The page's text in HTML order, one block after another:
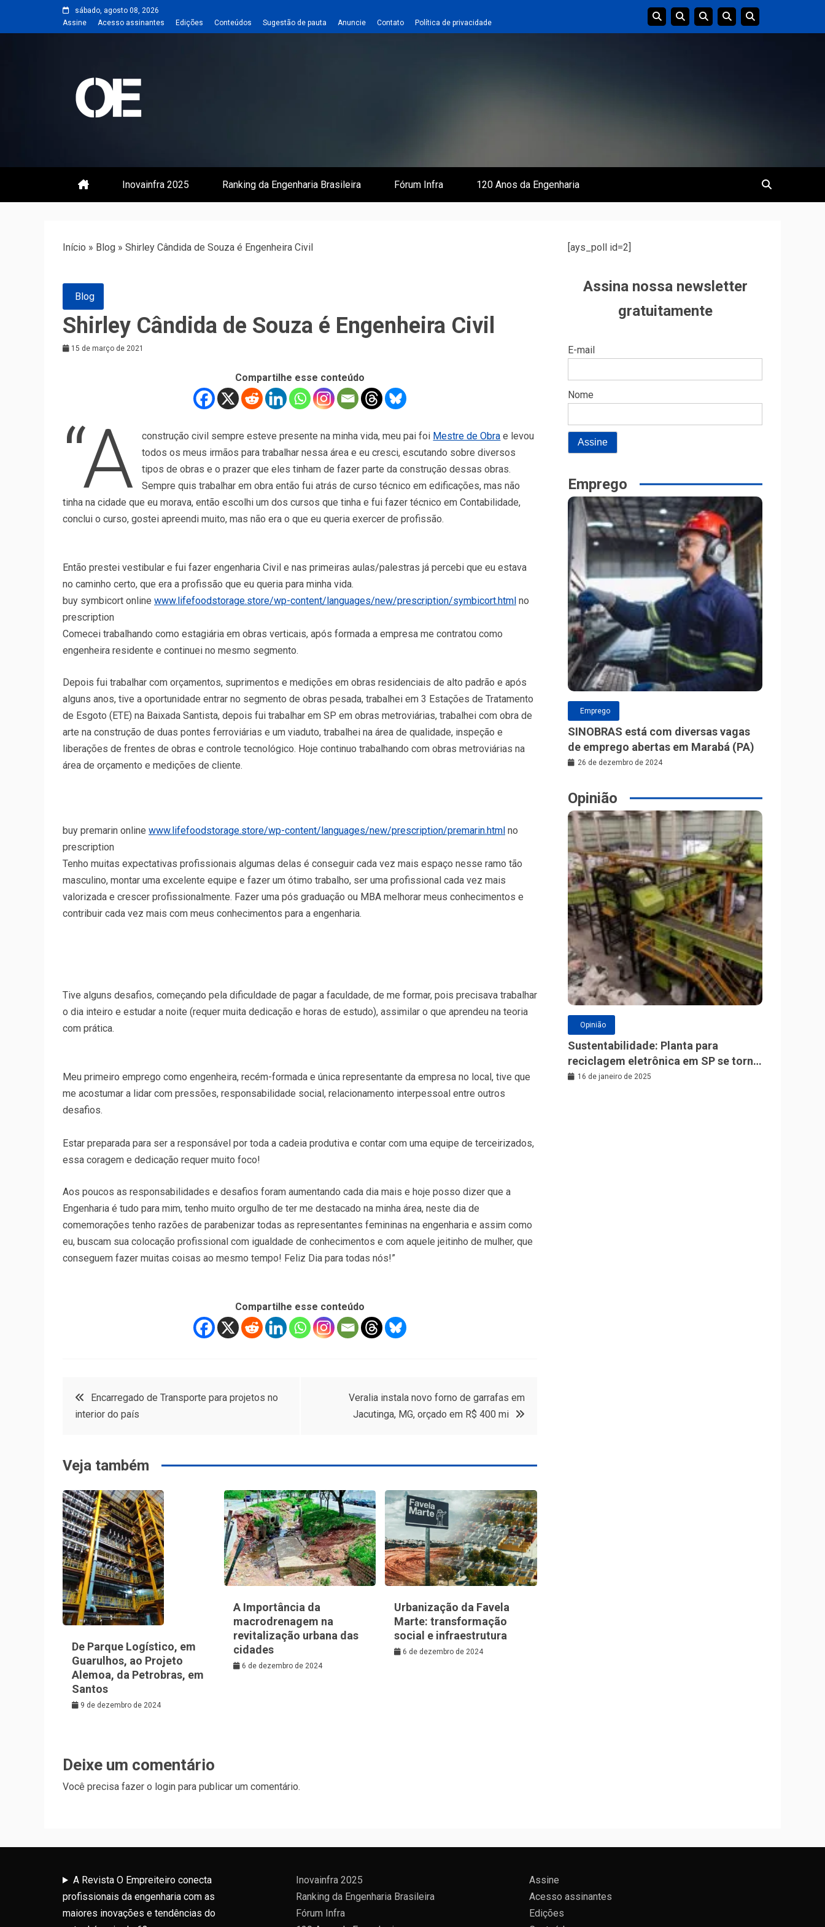
sábado, agosto 08, 2026
Assine
Acesso assinantes Edições Conteúdos Sugestão de pauta Anuncie Contato Política de privacidade
Revista | O Empreiteiro
Inovainfra 2025 Ranking da Engenharia Brasileira Fórum Infra 120 Anos da Engenharia
Início » Blog » Shirley Cândida de Souza é Engenheira Civil
Blog
Shirley Cândida de Souza é Engenheira Civil
15 de março de 2021
Compartilhe esse conteúdo
“A construção civil sempre esteve presente na minha vida, meu pai foi Mestre de Obra e levou
todos os meus irmãos para trabalhar nessa área e eu cresci, escutando sobre diversos
tipos de obras e o prazer que eles tinham de fazer parte da construção dessas obras.
Sempre quis trabalhar em obra então fui atrás de curso técnico em edificações, mas não
tinha na cidade que eu morava, então escolhi um dos cursos que tinha e fui fazer técnico em Contabilidade,
conclui o curso, gostei apreendi muito, mas não era o que eu queria exercer de profissão.
Então prestei vestibular e fui fazer engenharia Civil e nas primeiras aulas/palestras já percebi que eu estava
no caminho certo, que era a profissão que eu queria para minha vida.
buy symbicort online www.lifefoodstorage.store/wp-content/languages/new/prescription/symbicort.html no
prescription
Comecei trabalhando como estagiária em obras verticais, após formada a empresa me contratou como
engenheira residente e continuei no mesmo segmento.
Depois fui trabalhar com orçamentos, suprimentos e medições em obras residenciais de alto padrão e após
alguns anos, tive a oportunidade entrar no segmento de obras pesada, trabalhei em 3 Estações de Tratamento
de Esgoto (ETE) na Baixada Santista, depois fui trabalhar em SP em obras metroviárias, trabalhei com obra de
arte na construção de duas pontes ferroviárias e um viaduto, trabalhei na área de qualidade, inspeção e
liberações de frentes de obras e controle tecnológico. Hoje continuo trabalhando com obras metroviárias na
área de orçamento e medições de cliente.
buy premarin online www.lifefoodstorage.store/wp-content/languages/new/prescription/premarin.html no
prescription
Tenho muitas expectativas profissionais algumas delas é conseguir cada vez mais espaço nesse ramo tão
masculino, montar uma excelente equipe e fazer um ótimo trabalho, ser uma profissional cada vez mais
valorizada e crescer profissionalmente. Fazer uma pós graduação ou MBA melhorar meus conhecimentos e
contribuir cada vez mais com meus conhecimentos para a engenharia.
Tive alguns desafios, começando pela dificuldade de pagar a faculdade, de me formar, pois precisava trabalhar
o dia inteiro e estudar a noite (requer muita dedicação e horas de estudo), assimilar o que aprendeu na teoria
com prática.
Meu primeiro emprego como engenheira, recém-formada e única representante da empresa no local, tive que
me acostumar a lidar com pressões, responsabilidade social, relacionamento interpessoal entre outros
desafios.
Estar preparada para ser a responsável por toda a cadeia produtiva e contar com uma equipe de terceirizados,
essa coragem e dedicação requer muito foco!
Aos poucos as responsabilidades e desafios foram aumentando cada dia mais e hoje posso dizer que a
Engenharia é tudo para mim, tenho muito orgulho de ter me destacado na minha área, neste dia de
comemorações tenho razões de parabenizar todas as representantes femininas na engenharia e assim como
eu, buscam sua colocação profissional com igualdade de conhecimentos e com aquele jeitinho de mulher, que
conseguem fazer muitas coisas ao mesmo tempo! Feliz Dia para todas nós!”
Compartilhe esse conteúdo
Navegação
Post
Encarregado de Transporte para projetos no
interior do país
Veralia instala novo forno de garrafas em
Jacutinga, MG, orçado em R$ 400 mi
Veja também
De Parque Logístico, em
Guarulhos, ao Projeto
Alemoa, da Petrobras, em
Santos
9 de dezembro de 2024
A Importância da
macrodrenagem na
revitalização urbana das
cidades
6 de dezembro de 2024
Urbanização da Favela
Marte: transformação
social e infraestrutura
6 de dezembro de 2024
Deixe um comentário
Você precisa fazer o login para publicar um comentário.
[ays_poll id=2]
Assina nossa newsletter
gratuitamente
E-mail
Nome
Emprego
Emprego
SINOBRAS está com diversas vagas
de emprego abertas em Marabá (PA)
26 de dezembro de 2024
Opinião
Opinião
Sustentabilidade: Planta para
reciclagem eletrônica em SP se torna
a maior da América Latina
16 de janeiro de 2025
A Revista O Empreiteiro conecta
profissionais da engenharia com as
maiores inovações e tendências do
Inovainfra 2025
Ranking da Engenharia Brasileira
Fórum Infra
Assine
Acesso assinantes
Edições